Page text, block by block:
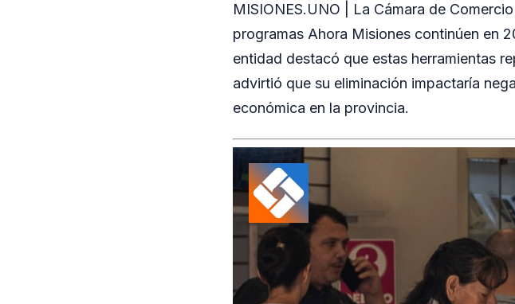
MISIONES.UNO | La Cámara de
programas Ahora Misiones continúen en
entidad destacó que estas herramientas
advirtió que su eliminación impactaría
económica en la provincia.